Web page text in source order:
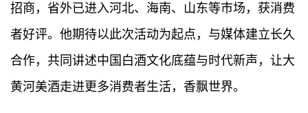
招商，省外已进入河北、海南、山东等市场，获消费
者好评。他期待以此次活动为起点，与媒体建立长久
合作，共同讲述中国白酒文化底蕴与时代新声，让大
黄河美酒走进更多消费者生活，香飘世界。